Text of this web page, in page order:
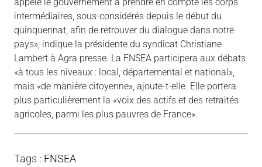
intermédiaires, sous-considérés depuis le début du
quinquennat, afin de retrouver du dialogue dans notre
pays», indique la présidente du syndicat Christiane
Lambert à Agra presse. La FNSEA participera aux débats
«à tous les niveaux : local, départemental et national»,
mais «de manière citoyenne», ajoute-t-elle. Elle portera
plus particulièrement la «voix des actifs et des retraités
agricoles, parmi les plus pauvres de France».
Tags : FNSEA